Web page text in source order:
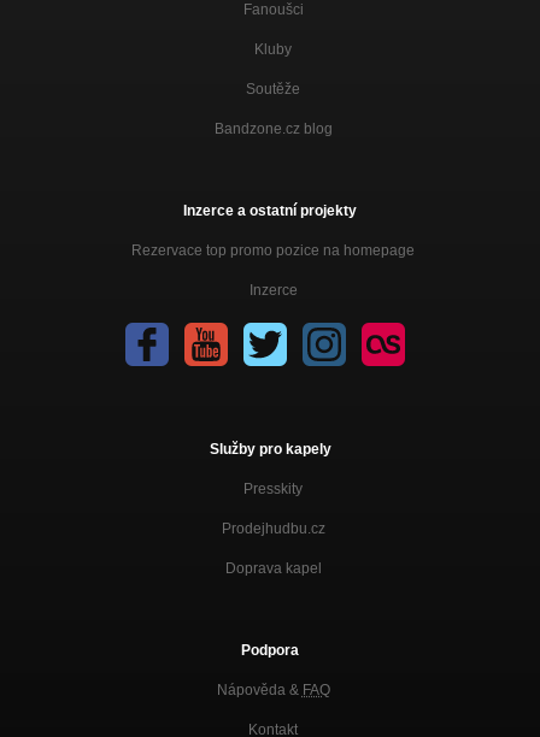
Fanoušci
Kluby
Soutěže
Bandzone.cz blog
Inzerce a ostatní projekty
Rezervace top promo pozice na homepage
Inzerce
Služby pro kapely
Presskity
Prodejhudbu.cz
Doprava kapel
Podpora
Nápověda & FAQ
Kontakt